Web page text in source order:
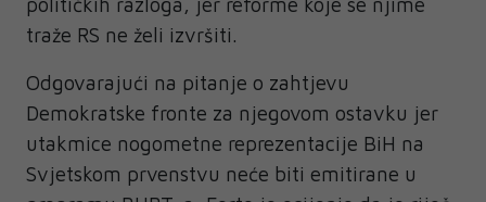
političkih razloga, jer reforme koje se njime
traže RS ne želi izvršiti.
Odgovarajući na pitanje o zahtjevu
Demokratske fronte za njegovom ostavku jer
utakmice nogometne reprezentacije BiH na
Svjetskom prvenstvu neće biti emitirane u